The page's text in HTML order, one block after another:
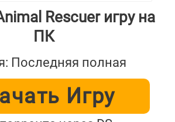
Rescuer игру на
ПК
Последняя полная
Игру